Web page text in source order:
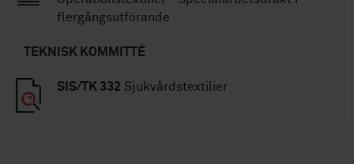
flergångsutförande
TEKNISK KOMMITTÉ
SIS/TK 332 Sjukvårdstextilier